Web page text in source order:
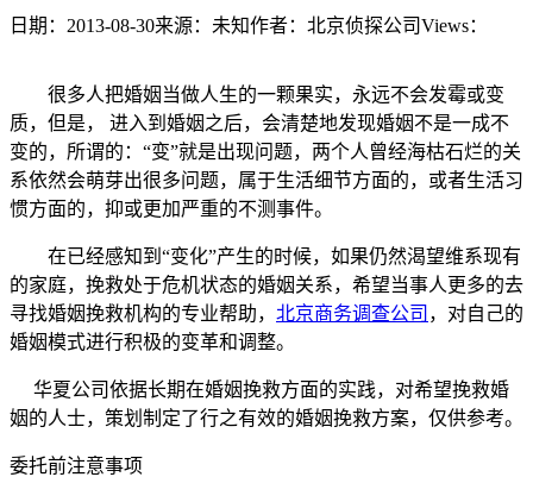
日期：2013-08-30来源：未知作者：北京侦探公司Views：
很多人把婚姻当做人生的一颗果实，永远不会发霉或变
质，但是， 进入到婚姻之后，会清楚地发现婚姻不是一成不
变的，所谓的：“变”就是出现问题，两个人曾经海枯石烂的关
系依然会萌芽出很多问题，属于生活细节方面的，或者生活习
惯方面的，抑或更加严重的不测事件。
在已经感知到“变化”产生的时候，如果仍然渴望维系现有
的家庭，挽救处于危机状态的婚姻关系，希望当事人更多的去
寻找婚姻挽救机构的专业帮助， 北京商务调查公司 ，对自己的
婚姻模式进行积极的变革和调整。
华夏公司依据长期在婚姻挽救方面的实践，对希望挽救婚
姻的人士，策划制定了行之有效的婚姻挽救方案，仅供参考。
委托前注意事项